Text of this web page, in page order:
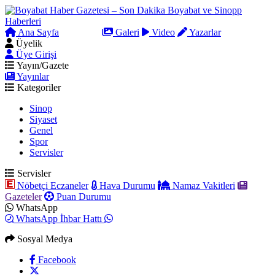
Ana Sayfa Galeri Video
Yazarlar
Üyelik
Üye Girişi
Yayın/Gazete
Yayınlar
Kategoriler
Sinop
Siyaset
Genel
Spor
Servisler
Servisler
Nöbetçi Eczaneler
Hava Durumu
Namaz Vakitleri
Gazeteler
Puan Durumu
WhatsApp
WhatsApp İhbar Hattı
Sosyal Medya
Facebook